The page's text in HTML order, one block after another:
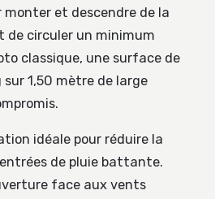
monter et descendre de la
de circuler un minimum
classique, une surface de
1,50 mètre de large
idéale pour réduire la
de pluie battante.
face aux vents